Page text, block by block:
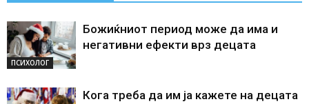
ПСИХОЛОГ
Божиќниот период може да има и
негативни ефекти врз децата
Кога треба да им ја кажете на децата